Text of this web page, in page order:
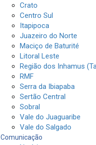
Crato
Centro Sul
Itapipoca
Juazeiro do Norte
Maciço de Baturité
Litoral Leste
Região dos Inhamus
RMF
Serra da Ibiapaba
Sertão Central
Sobral
Vale do Juaguaribe
Vale do Salgado
Comunicação